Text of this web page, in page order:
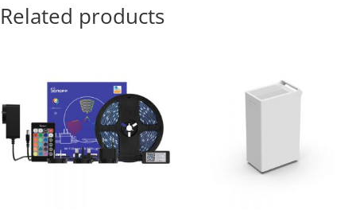
Related products